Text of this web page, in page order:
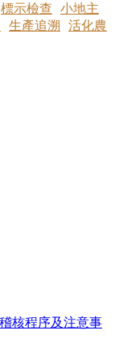
標示檢查
小地主
生產追溯
活化農
核程序及注意事